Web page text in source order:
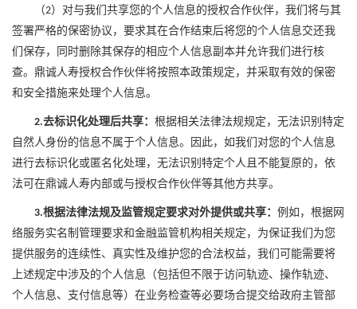
（2）对与我们共享您的个人信息的授权合作伙伴，我们将与其
签署严格的保密协议，要求其在合作结束后将您的个人信息交还我
们保存，同时删除其保存的相应个人信息副本并允许我们进行核
查。 鼎诚人寿授权合作伙伴将按照本政策规定，并采取有效的保密
和安全措施来处理个人信息。
2.去标识化处理后共享： 根据相关法律法规规定，无法识别 特定
自然人身份的信息不属于个人信息。因此，如我们对您的个人信息
进行去标识化或匿名化处理，无法识别特定个人且不能复原的，依
法可在鼎诚人寿内部或与授权合作伙伴等其他方共享。
3.根据法律法规及监管规定要求对外提供或共享： 例如，根据网
络服务实名制管理要求和金融监管机构相关规定，为保证我们为您
提供服务的连续性、真实性及维护您的合法权益，我们可能需要将
上述规定中涉及的个人信息（包括但不限于访问轨迹、 操作轨迹、
个人信息、支付信息等）在业务检查等必要场合提交给政府主管部